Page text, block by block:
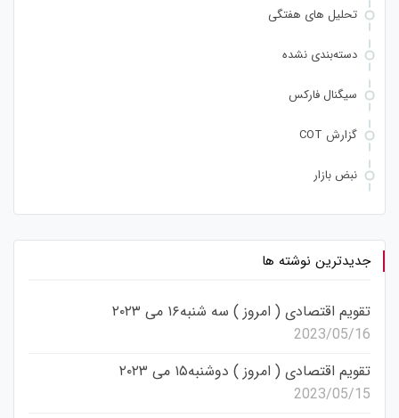
تحلیل های هفتگی
دسته‌بندی نشده
سیگنال فارکس
گزارش COT
نبض بازار
جدیدترین نوشته ها
تقویم اقتصادی ( امروز ) سه شنبه۱۶ می ۲۰۲۳
2023/05/16
تقویم اقتصادی ( امروز ) دوشنبه۱۵ می ۲۰۲۳
2023/05/15